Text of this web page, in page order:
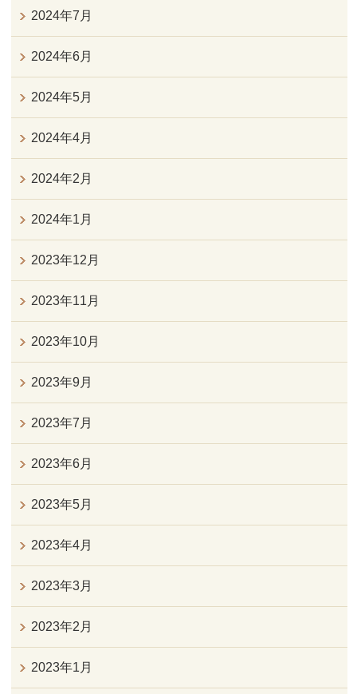
2024年7月
2024年6月
2024年5月
2024年4月
2024年2月
2024年1月
2023年12月
2023年11月
2023年10月
2023年9月
2023年7月
2023年6月
2023年5月
2023年4月
2023年3月
2023年2月
2023年1月